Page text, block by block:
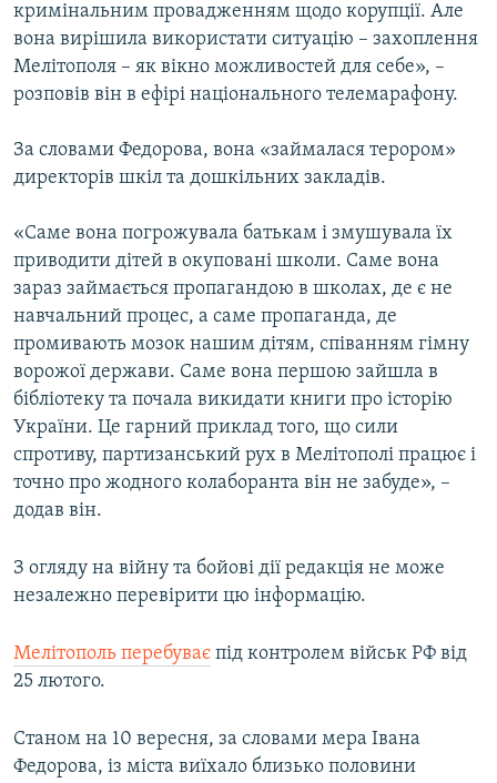
кримінальним провадженням щодо корупції. Але
вона вирішила використати ситуацію – захоплення
Мелітополя – як вікно можливостей для себе», –
розповів він в ефірі національного телемарафону.
За словами Федорова, вона «займалася терором»
директорів шкіл та дошкільних закладів.
«Саме вона погрожувала батькам і змушувала їх
приводити дітей в окуповані школи. Саме вона
зараз займається пропагандою в школах, де є не
навчальний процес, а саме пропаганда, де
промивають мозок нашим дітям, співанням гімну
ворожої держави. Саме вона першою зайшла в
бібліотеку та почала викидати книги про історію
України. Це гарний приклад того, що сили
спротиву, партизанський рух в Мелітополі працює і
точно про жодного колаборанта він не забуде», –
додав він.
З огляду на війну та бойові дії редакція не може
незалежно перевірити цю інформацію.
Мелітополь перебуває під контролем військ РФ від
25 лютого.
Станом на 10 вересня, за словами мера Івана
Федорова, із міста виїхало близько половини